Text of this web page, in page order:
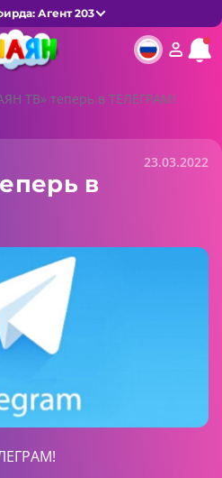
Агент 203
ТВ» теперь в ТЕЛЕГРАМ!
23.03.2022
в